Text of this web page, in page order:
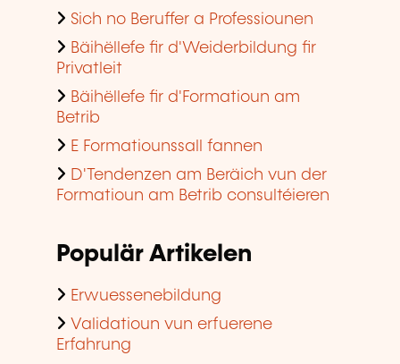
Sich no Beruffer a Professiounen
Bäihëllefe fir d'Weiderbildung fir
Privatleit
Bäihëllefe fir d'Formatioun am
Betrib
E Formatiounssall fannen
D'Tendenzen am Beräich vun der
Formatioun am Betrib consultéieren
Populär Artikelen
Erwuessenebildung
Validatioun vun erfuerene
Erfahrung